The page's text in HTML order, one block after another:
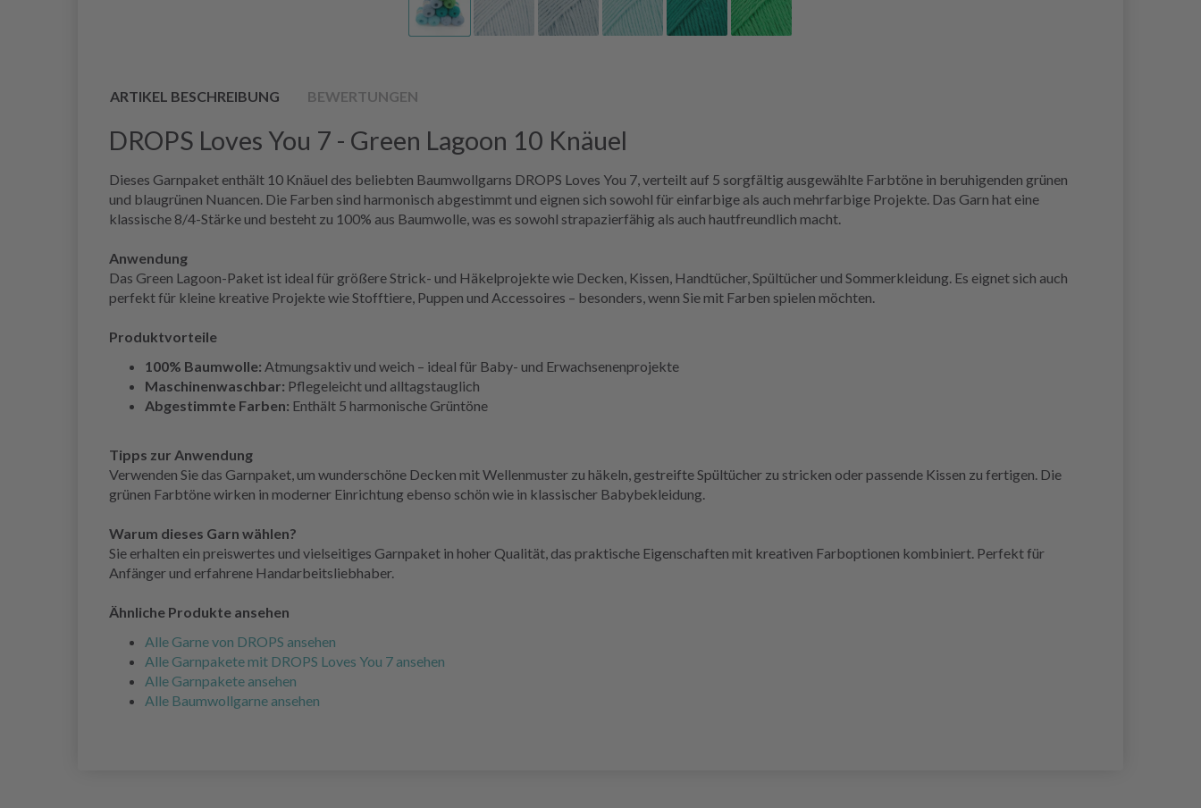
ARTIKEL BESCHREIBUNG BEWERTUNGEN
DROPS Loves You 7 - Green Lagoon 10 Knäuel
Dieses Garnpaket enthält 10 Knäuel des beliebten Baumwollgarns DROPS Loves You 7, verteilt auf 5 sorgfältig ausgewählte Farbtöne in beruhigenden grünen
und blaugrünen Nuancen. Die Farben sind harmonisch abgestimmt und eignen sich sowohl für einfarbige als auch mehrfarbige Projekte. Das Garn hat eine
klassische 8/4-Stärke und besteht zu 100% aus Baumwolle, was es sowohl strapazierfähig als auch hautfreundlich macht.
Anwendung
Das Green Lagoon-Paket ist ideal für größere Strick- und Häkelprojekte wie Decken, Kissen, Handtücher, Spültücher und Sommerkleidung. Es eignet sich auch
perfekt für kleine kreative Projekte wie Stofftiere, Puppen und Accessoires – besonders, wenn Sie mit Farben spielen möchten.
Produktvorteile
100% Baumwolle: Atmungsaktiv und weich – ideal für Baby- und Erwachsenenprojekte
Maschinenwaschbar: Pflegeleicht und alltagstauglich
Abgestimmte Farben: Enthält 5 harmonische Grüntöne
Tipps zur Anwendung
Verwenden Sie das Garnpaket, um wunderschöne Decken mit Wellenmuster zu häkeln, gestreifte Spültücher zu stricken oder passende Kissen zu fertigen. Die
grünen Farbtöne wirken in moderner Einrichtung ebenso schön wie in klassischer Babybekleidung.
Warum dieses Garn wählen?
Sie erhalten ein preiswertes und vielseitiges Garnpaket in hoher Qualität, das praktische Eigenschaften mit kreativen Farboptionen kombiniert. Perfekt für
Anfänger und erfahrene Handarbeitsliebhaber.
Ähnliche Produkte ansehen
Alle Garne von DROPS ansehen
Alle Garnpakete mit DROPS Loves You 7 ansehen
Alle Garnpakete ansehen
Alle Baumwollgarne ansehen